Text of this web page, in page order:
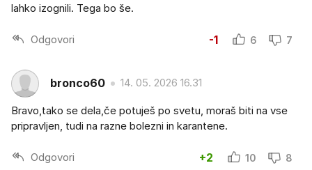
lahko izognili. Tega bo še.
Odgovori -1 6 7
bronco60 14. 05. 2026 16.31
Bravo,tako se dela,če potuješ po svetu, moraš biti na vse
pripravljen, tudi na razne bolezni in karantene.
Odgovori +2 10 8